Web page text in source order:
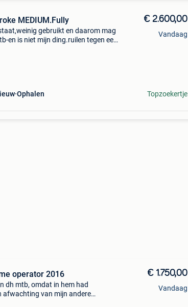
MEDIUM.Fully
gebruikt en daarom mag
en is niet mijn ding.ruilen tegen een
Ophalen
€ 2.600,00
Vandaag
Topzoekertje
operator 2016
dh mtb, omdat in hem had
afwachting van mijn andere
€ 1.750,00
Vandaag